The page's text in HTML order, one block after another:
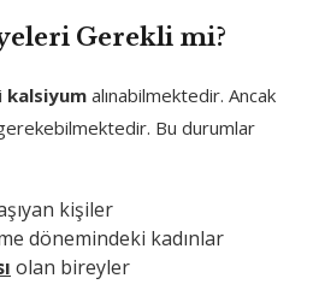
Gerekli mi?
kalsiyum alınabilmektedir. Ancak
Bu durumlar
kişiler
dönemindeki kadınlar
olan bireyler